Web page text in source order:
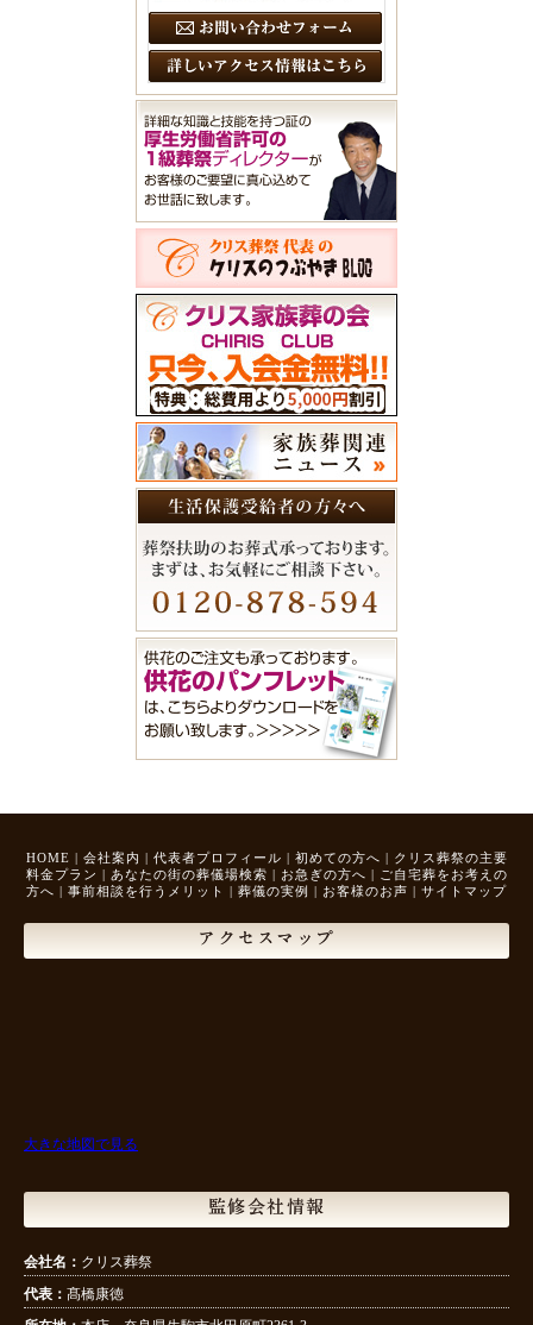
HOME | 会社案内 | 代表者プロフィール | 初めての方へ | クリス葬祭の主要
料金プラン | あなたの街の葬儀場検索 | お急ぎの方へ | ご自宅葬をお考えの
方へ | 事前相談を行うメリット | 葬儀の実例 | お客様のお声 | サイトマップ
アクセスマップ
大きな地図で見る
監修会社情報
会社名： クリス葬祭
代表： 髙橋康徳